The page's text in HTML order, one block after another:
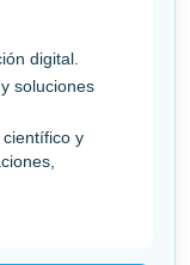
digital.
soluciones
y